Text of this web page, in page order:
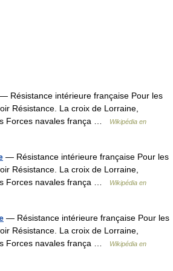
— Résistance intérieure française Pour les
Résistance. La croix de Lorraine,
Forces navales frança …
Wikipédia en
— Résistance intérieure française Pour les
Résistance. La croix de Lorraine,
Forces navales frança …
Wikipédia en
— Résistance intérieure française Pour les
Résistance. La croix de Lorraine,
Forces navales frança …
Wikipédia en